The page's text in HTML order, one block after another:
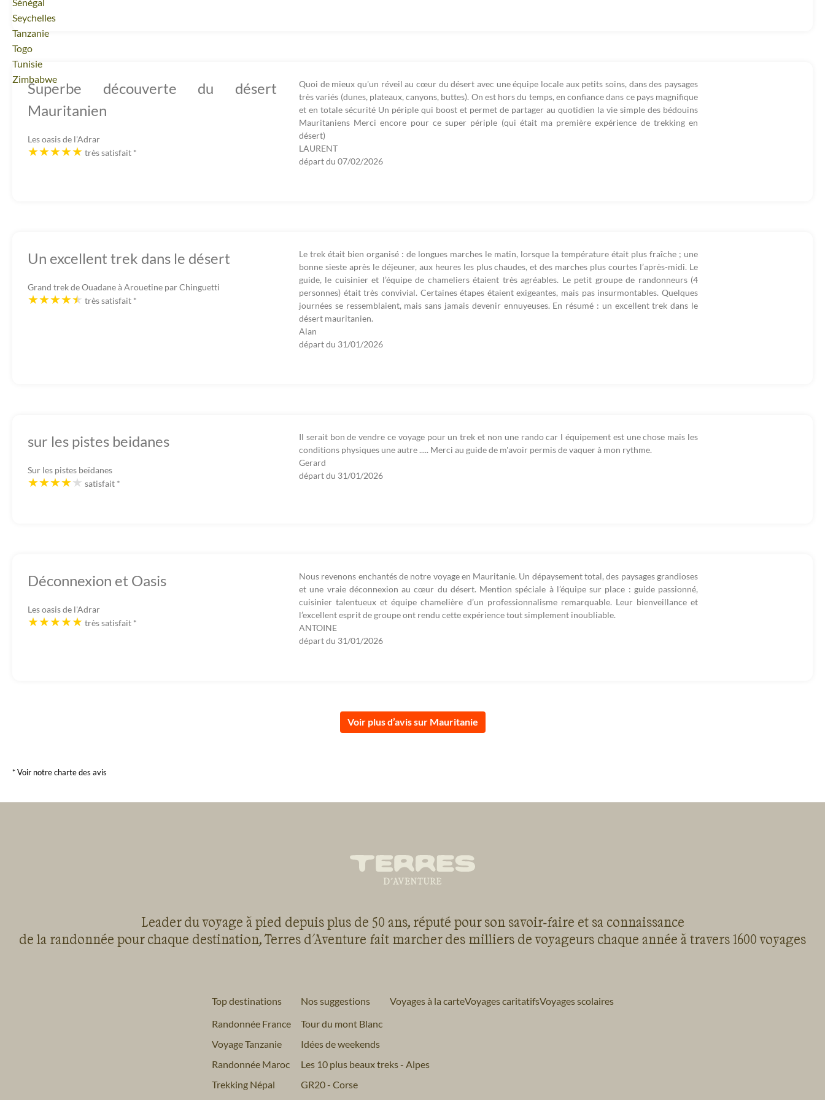
Voyage
Sénégal
Voyage
Seychelles
Voyage
Tanzanie
Voyage
Togo
Voyage
Tunisie
Voyage
Zimbabwe
Superbe découverte du désert
Mauritanien
Les oasis de l'Adrar
très satisfait *
Quoi de mieux qu'un réveil au cœur du désert avec une équipe locale aux petits soins, dans des paysages
très variés (dunes, plateaux, canyons, buttes). On est hors du temps, en confiance dans ce pays magnifique
et en totale sécurité Un périple qui boost et permet de partager au quotidien la vie simple des bédouins
Mauritaniens Merci encore pour ce super périple (qui était ma première expérience de trekking en
désert)
LAURENT
départ du 07/02/2026
Un excellent trek dans le désert
Grand trek de Ouadane à Arouetine par Chinguetti
très satisfait *
Le trek était bien organisé : de longues marches le matin, lorsque la température était plus fraîche ; une
bonne sieste après le déjeuner, aux heures les plus chaudes, et des marches plus courtes l’après-midi. Le
guide, le cuisinier et l’équipe de chameliers étaient très agréables. Le petit groupe de randonneurs (4
personnes) était très convivial. Certaines étapes étaient exigeantes, mais pas insurmontables. Quelques
journées se ressemblaient, mais sans jamais devenir ennuyeuses. En résumé : un excellent trek dans le
désert mauritanien.
Alan
départ du 31/01/2026
sur les pistes beidanes
Sur les pistes beïdanes
satisfait *
Il serait bon de vendre ce voyage pour un trek et non une rando car l équipement est une chose mais les
conditions physiques une autre ..... Merci au guide de m'avoir permis de vaquer à mon rythme.
Gerard
départ du 31/01/2026
Déconnexion et Oasis
Les oasis de l'Adrar
très satisfait *
Nous revenons enchantés de notre voyage en Mauritanie. Un dépaysement total, des paysages grandioses
et une vraie déconnexion au cœur du désert. Mention spéciale à l’équipe sur place : guide passionné,
cuisinier talentueux et équipe chamelière d’un professionnalisme remarquable. Leur bienveillance et
l’excellent esprit de groupe ont rendu cette expérience tout simplement inoubliable.
ANTOINE
départ du 31/01/2026
Voir plus d’avis sur Mauritanie
* Voir notre charte des avis
Leader du voyage à pied depuis plus de 50 ans, réputé pour son savoir-faire et sa connaissance
de la randonnée pour chaque destination, Terres d'Aventure fait marcher des milliers de voyageurs chaque année à travers 1600 voyages
Top destinations
Randonnée France
Voyage Tanzanie
Randonnée Maroc
Trekking Népal
Nos suggestions
Tour du mont Blanc
Idées de weekends
Les 10 plus beaux treks - Alpes
GR20 - Corse
Voyages à la carteVoyages caritatifsVoyages scolaires